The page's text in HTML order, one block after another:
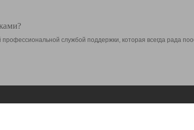
службой поддержки, которая всегда рада